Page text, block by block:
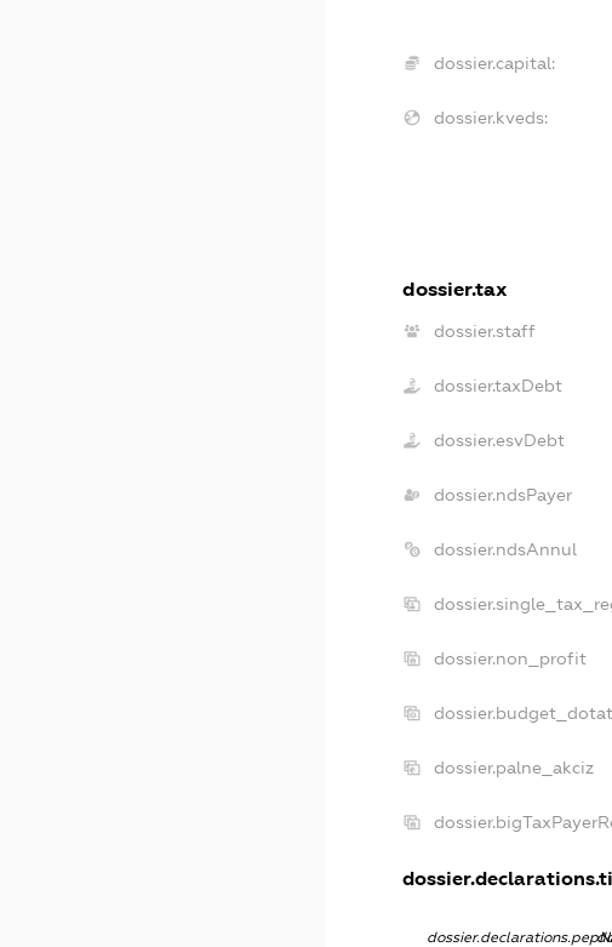
dossier.capital:
dossier.kveds:
dossier.tax
dossier.staff
dossier.taxDebt
dossier.esvDebt
dossier.ndsPayer
dossier.ndsAnnul
dossier.non_profit
dossier.palne_akciz